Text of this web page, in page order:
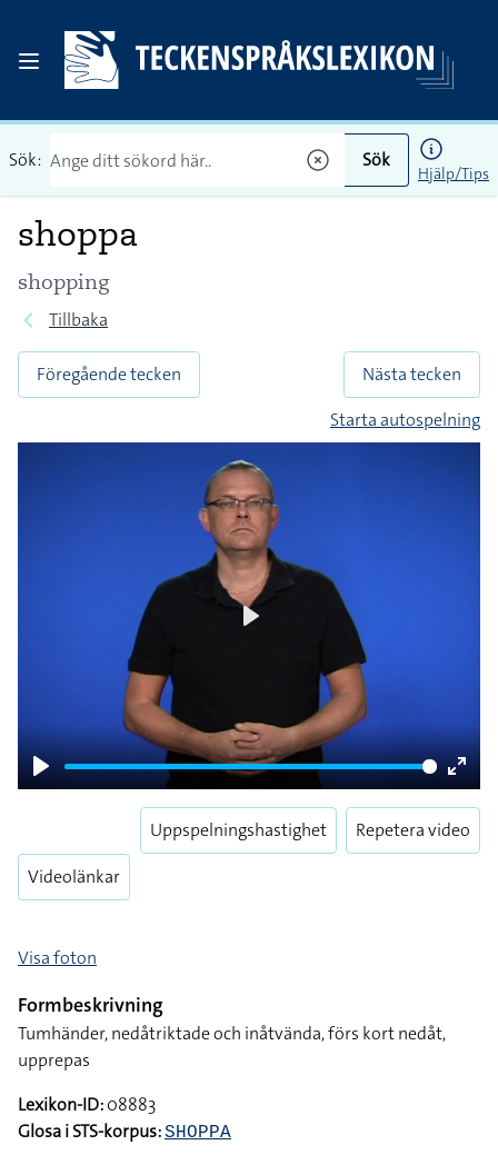
Sök: Sök
Hjälp/Tips
shoppa
shopping
Tillbaka
Föregående tecken
Nästa tecken
Starta autospelning
Play
Enter
Videolänkar
Uppspelningshastighet Repetera video
Visa foton
Formbeskrivning
Tumhänder, nedåtriktade och inåtvända, förs kort nedåt,
upprepas
Lexikon-ID:08883
Glosa i STS-korpus:SHOPPA